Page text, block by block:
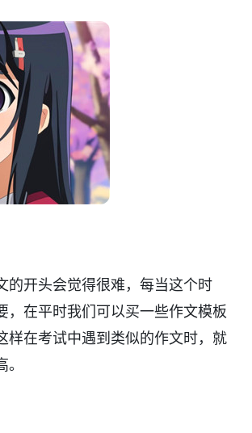
的开头会觉得很难，每当这个时
，在平时我们可以买一些作文模板
样在考试中遇到类似的作文时，就